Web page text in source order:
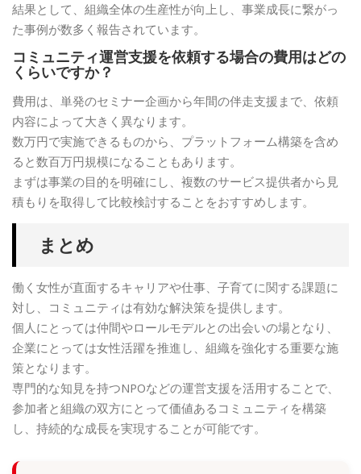
結果として、組織全体の生産性が向上し、事業成長に繋がっ
た事例が数多く報告されています。
コミュニティ運営支援を依頼する場合の費用はどの
くらいですか？
費用は、単発のセミナー企画から年間の伴走支援まで、依頼
内容によって大きく異なります。
数万円で実施できるものから、プラットフォーム構築を含め
ると数百万円規模になることもあります。
まずは事業の目的を明確にし、複数のサービス提供者から見
積もりを取得して比較検討することをおすすめします。
まとめ
働く女性が直面するキャリアや仕事、子育てに関する課題に
対し、コミュニティは有効な解決策を提供します。
個人にとっては仲間やロールモデルとの出会いの場となり、
企業にとっては女性活躍を推進し、組織を強化する重要な施
策となります。
専門的な知見を持つNPOなどの運営支援を活用することで、
参加者と組織の双方にとって価値あるコミュニティを構築
し、持続的な成長を実現することが可能です。